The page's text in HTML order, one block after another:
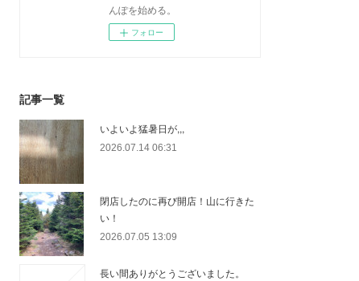
んぽを始める。
フォロー
記事一覧
いよいよ猛暑日が,,,
2026.07.14 06:31
閉店したのに再び開店！山に行きた
い！
2026.07.05 13:09
長い間ありがとうございました。